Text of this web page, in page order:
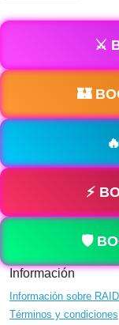
⚔️
🏰
⚡
🛡️
Información
Información sobre
Términos y condiciones